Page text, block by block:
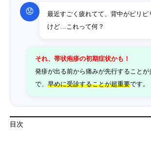
😟
最近すごく疲れてて、背中がピリピ
けど…これって何？
それ、帯状疱疹の初期症状かも！
発疹が出る前から痛みが先行することが
で、 早めに受診することが超重要です。
目次